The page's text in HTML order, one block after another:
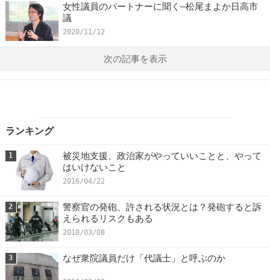
女性議員のパートナーに聞く―松尾まよか日高市
議
2020/11/12
次の記事を表示
ランキング
1
被災地支援、政治家がやっていいことと、やって
はいけないこと
2016/04/22
2
警察官の発砲、許される状況とは？発砲すると訴
えられるリスクもある
2018/03/08
3 なぜ衆院議員だけ「代議士」と呼ぶのか